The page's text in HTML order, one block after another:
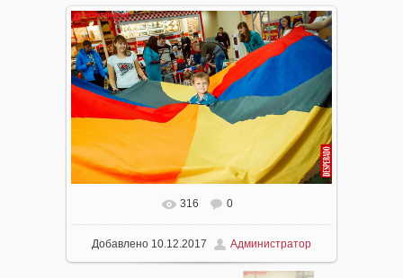
316 0
Добавлено 10.12.2017 Администратор